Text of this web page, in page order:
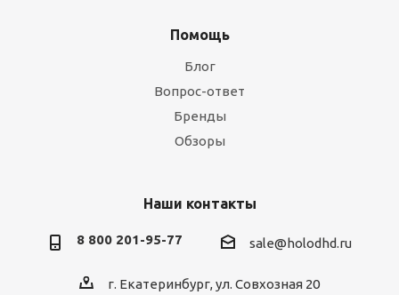
Помощь
Блог
Вопрос-ответ
Бренды
Обзоры
Наши контакты
8 800 201-95-77 sale@holodhd.ru
г. Екатеринбург, ул. Совхозная 20